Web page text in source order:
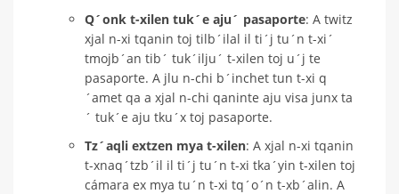
Q´onk t-xilen tuk´e aju´ pasaporte: A twitz
xjal n-xi tqanin toj tilb´ilal il ti´j tu´n t-xi´
tmojb´an tib´ tuk´ilju´ t-xilen toj u´j te
pasaporte. A jlu n-chi b´inchet tun t-xi q
´amet qa a xjal n-chi qaninte aju visa junx ta
´ tuk´e aju tku´x toj pasaporte.
Tz´aqli extzen mya t-xilen: A xjal n-xi tqanin
t-xnaq´tzb´il il ti´j tu´n t-xi tka´yin t-xilen toj
cámara ex mya tu´n t-xi tq´o´n t-xb´alin. A